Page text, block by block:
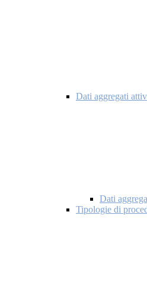
Dati aggregati
Dati
Tipologie di